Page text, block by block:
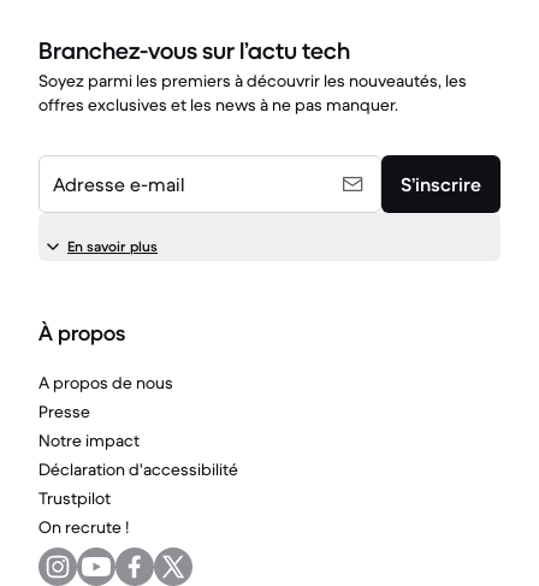
Branchez-vous sur l’actu tech
Soyez parmi les premiers à découvrir les nouveautés, les
offres exclusives et les news à ne pas manquer.
Adresse e-mail S’inscrire
En savoir plus
À propos
A propos de nous
Presse
Notre impact
Déclaration d'accessibilité
Trustpilot
On recrute !